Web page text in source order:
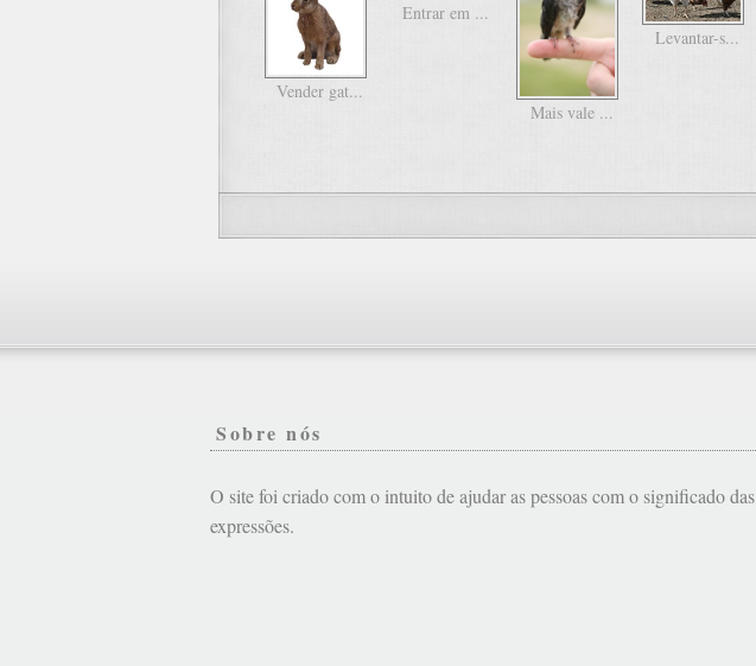
Vender gat...
Entrar em ...
Mais vale ...
Levantar-s...
Sobre nós
O site foi criado com o intuito de ajudar as pessoas com o significado das
expressões.